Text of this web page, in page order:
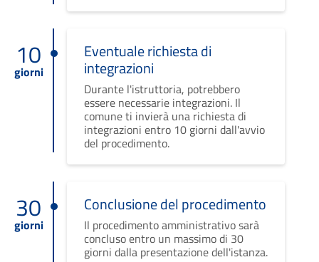
10
giorni
Eventuale richiesta di
integrazioni
Durante l'istruttoria, potrebbero
essere necessarie integrazioni. Il
comune ti invierà una richiesta di
integrazioni entro 10 giorni dall'avvio
del procedimento.
30
giorni
Conclusione del procedimento
Il procedimento amministrativo sarà
concluso entro un massimo di 30
giorni dalla presentazione dell'istanza.